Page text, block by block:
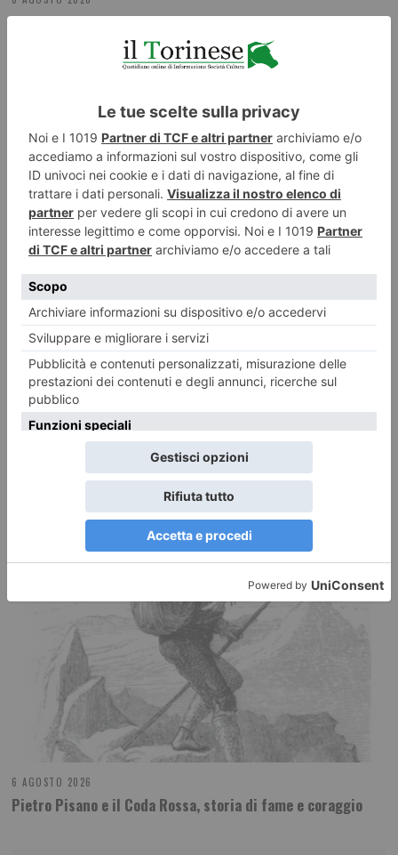
“Da Cavour alla repubblica”, Quaglieni e Oliva dialogano ad
8 AGOSTO 2026
Con la testa in mezzo all’erba. Storie omegnesi di
Resistenza
6 AGOSTO 2026
Pietro Pisano e il Coda Rossa, storia di fame e coraggio